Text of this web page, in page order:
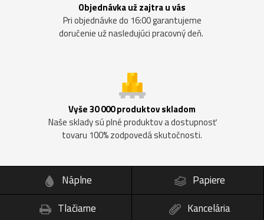
Objednávka už zajtra u vás
Pri objednávke do 16:00 garantujeme
doručenie už nasledujúci pracovný deň.
Vyše 30 000 produktov skladom
Naše sklady sú plné produktov a dostupnosť
tovaru 100% zodpovedá skutočnosti.
Náplne
Papiere
Tlačiarne
Kancelária